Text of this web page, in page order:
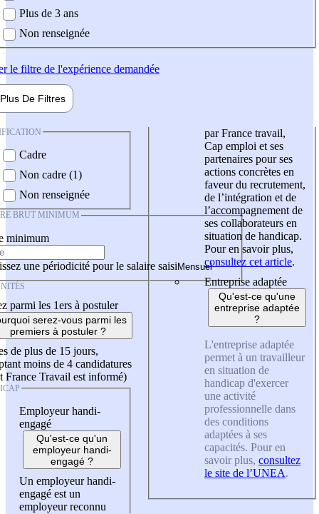
Plus de 3 ans
Non renseignée
le filtre de l'expérience demandée
Plus De Filtres
Cadre
Non cadre (1)
Non renseignée
BRUT MINIMUM
minimum
une périodicité pour le salaire saisi
parmi les 1ers à postuler
serez-vous parmi les
premiers à postuler ?
de plus de 15 jours,
moins de 4 candidatures
France Travail est informé)
Employeur handi-
engagé
Qu'est-ce qu'un
employeur handi-
engagé ?
Un employeur handi-
engagé est un
employeur reconnu
par France travail,
Cap emploi et ses
partenaires pour ses
actions concrètes en
faveur du recrutement,
de l’intégration et de
l’accompagnement de
ses collaborateurs en
situation de handicap.
Pour en savoir plus,
consultez cet article.
Entreprise adaptée
Qu'est-ce qu'une
entreprise adaptée
?
L'entreprise adaptée
permet à un travailleur
en situation de
handicap d'exercer
une activité
professionnelle dans
des conditions
adaptées à ses
capacités. Pour en
savoir plus, consultez
le site de l’UNEA.